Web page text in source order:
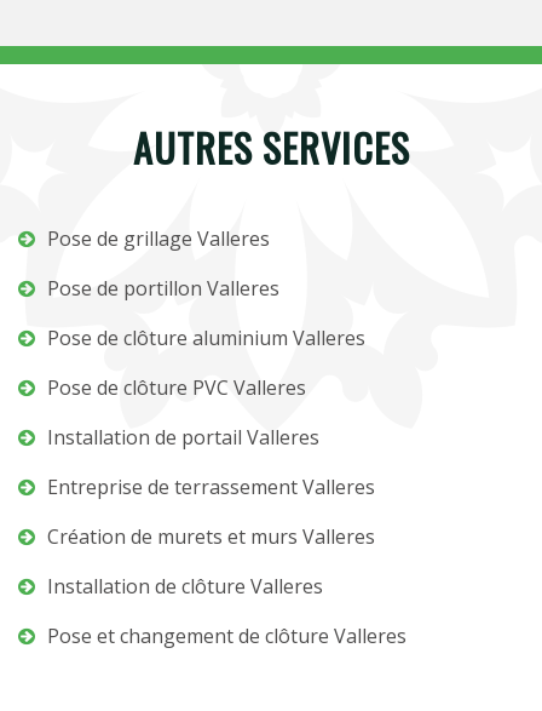
AUTRES SERVICES
Pose de grillage Valleres
Pose de portillon Valleres
Pose de clôture aluminium Valleres
Pose de clôture PVC Valleres
Installation de portail Valleres
Entreprise de terrassement Valleres
Création de murets et murs Valleres
Installation de clôture Valleres
Pose et changement de clôture Valleres